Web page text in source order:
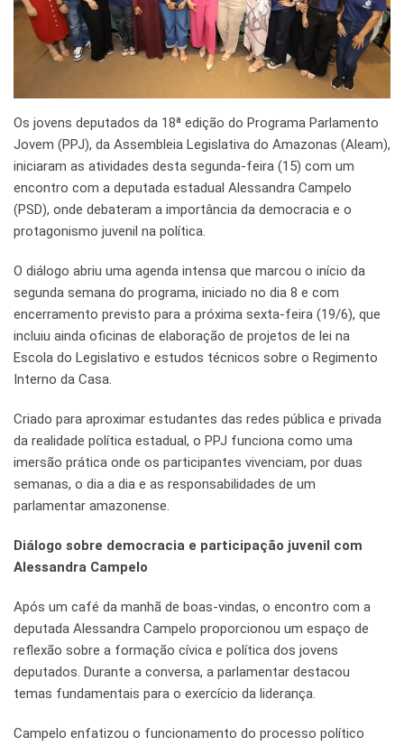
Os jovens deputados da 18ª edição do Programa Parlamento
Jovem (PPJ), da Assembleia Legislativa do Amazonas (Aleam),
iniciaram as atividades desta segunda-feira (15) com um
encontro com a deputada estadual Alessandra Campelo
(PSD), onde debateram a importância da democracia e o
protagonismo juvenil na política.
O diálogo abriu uma agenda intensa que marcou o início da
segunda semana do programa, iniciado no dia 8 e com
encerramento previsto para a próxima sexta-feira (19/6), que
incluiu ainda oficinas de elaboração de projetos de lei na
Escola do Legislativo e estudos técnicos sobre o Regimento
Interno da Casa.
Criado para aproximar estudantes das redes pública e privada
da realidade política estadual, o PPJ funciona como uma
imersão prática onde os participantes vivenciam, por duas
semanas, o dia a dia e as responsabilidades de um
parlamentar amazonense.
Diálogo sobre democracia e participação juvenil com
Alessandra Campelo
Após um café da manhã de boas-vindas, o encontro com a
deputada Alessandra Campelo proporcionou um espaço de
reflexão sobre a formação cívica e política dos jovens
deputados. Durante a conversa, a parlamentar destacou
temas fundamentais para o exercício da liderança.
Campelo enfatizou o funcionamento do processo político